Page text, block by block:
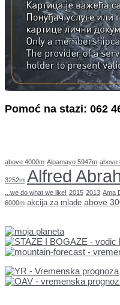
Pomoć na stazi: 062
above 4000m Alpamayo 5947m above
3252m Alfred
...we do what we like! 2015 2013 Ama
6000m akcija za mlade above